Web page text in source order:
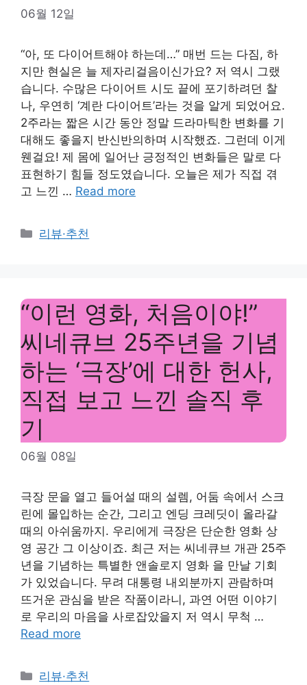
06월 12일
“아, 또 다이어트해야 하는데…” 매번 드는 다짐, 하
지만 현실은 늘 제자리걸음이신가요? 저 역시 그랬
습니다. 수많은 다이어트 시도 끝에 포기하려던 찰
나, 우연히 ‘계란 다이어트’라는 것을 알게 되었어요.
2주라는 짧은 시간 동안 정말 드라마틱한 변화를 기
대해도 좋을지 반신반의하며 시작했죠. 그런데 이게
웬걸요! 제 몸에 일어난 긍정적인 변화들은 말로 다
표현하기 힘들 정도였습니다. 오늘은 제가 직접 겪
고 느낀 … Read more
Categories
리뷰·추천
“이런 영화, 처음이야!”
씨네큐브 25주년을 기념
하는 ‘극장’에 대한 헌사,
직접 보고 느낀 솔직 후
기
06월 08일
극장 문을 열고 들어설 때의 설렘, 어둠 속에서 스크
린에 몰입하는 순간, 그리고 엔딩 크레딧이 올라갈
때의 아쉬움까지. 우리에게 극장은 단순한 영화 상
영 공간 그 이상이죠. 최근 저는 씨네큐브 개관 25주
년을 기념하는 특별한 앤솔로지 영화 을 만날 기회
가 있었습니다. 무려 대통령 내외분까지 관람하며
뜨거운 관심을 받은 작품이라니, 과연 어떤 이야기
로 우리의 마음을 사로잡았을지 저 역시 무척 …
Read more
Categories
리뷰·추천